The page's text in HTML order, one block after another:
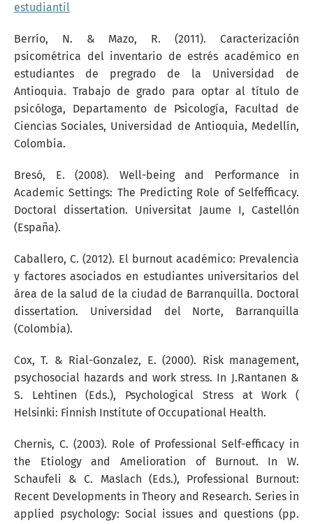
estudiantil
Berrío, N. & Mazo, R. (2011). Caracterización
psicométrica del inventario de estrés académico en
estudiantes de pregrado de la Universidad de
Antioquia. Trabajo de grado para optar al título de
psicóloga, Departamento de Psicología, Facultad de
Ciencias Sociales, Universidad de Antioquia, Medellín,
Colombia.
Bresó, E. (2008). Well-being and Performance in
Academic Settings: The Predicting Role of Selfefficacy.
Doctoral dissertation. Universitat Jaume I, Castellón
(España).
Caballero, C. (2012). El burnout académico: Prevalencia
y factores asociados en estudiantes universitarios del
área de la salud de la ciudad de Barranquilla. Doctoral
dissertation. Universidad del Norte, Barranquilla
(Colombia).
Cox, T. & Rial-Gonzalez, E. (2000). Risk management,
psychosocial hazards and work stress. In J.Rantanen &
S. Lehtinen (Eds.), Psychological Stress at Work (
Helsinki: Finnish Institute of Occupational Health.
Chernis, C. (2003). Role of Professional Self-efficacy in
the Etiology and Amelioration of Burnout. In W.
Schaufeli & C. Maslach (Eds.), Professional Burnout:
Recent Developments in Theory and Research. Series in
applied psychology: Social issues and questions (pp.